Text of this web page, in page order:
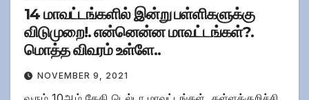
14 மாவட்டங்களில் இன்று பள்ளிகளுக்கு
விடுமுறை!. என்னென்ன மாவட்டங்கள்?.
மொத்த விவரம் உள்ளே..
NOVEMBER 9, 2021